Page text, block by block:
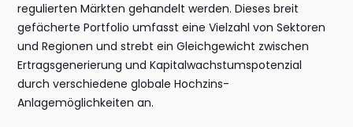
regulierten Märkten gehandelt werden. Dieses breit
gefächerte Portfolio umfasst eine Vielzahl von Sektoren
und Regionen und strebt ein Gleichgewicht zwischen
Ertragsgenerierung und Kapitalwachstumspotenzial
durch verschiedene globale Hochzins-
Anlagemöglichkeiten an.